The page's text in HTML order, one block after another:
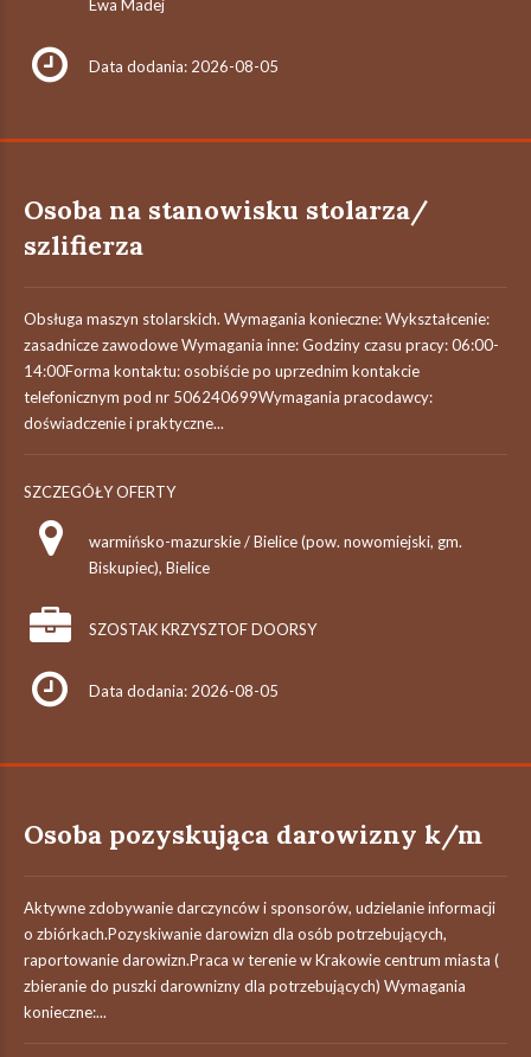
Ewa Madej
Data dodania: 2026-08-05
Osoba na stanowisku stolarza/
szlifierza
Obsługa maszyn stolarskich. Wymagania konieczne: Wykształcenie:
zasadnicze zawodowe Wymagania inne: Godziny czasu pracy: 06:00-
14:00Forma kontaktu: osobiście po uprzednim kontakcie
telefonicznym pod nr 506240699Wymagania pracodawcy:
doświadczenie i praktyczne...
SZCZEGÓŁY OFERTY
warmińsko-mazurskie / Bielice (pow. nowomiejski, gm.
Biskupiec), Bielice
SZOSTAK KRZYSZTOF DOORSY
Data dodania: 2026-08-05
Osoba pozyskująca darowizny k/m
Aktywne zdobywanie darczynców i sponsorów, udzielanie informacji
o zbiórkach.Pozyskiwanie darowizn dla osób potrzebujących,
raportowanie darowizn.Praca w terenie w Krakowie centrum miasta (
zbieranie do puszki darownizny dla potrzebujących) Wymagania
konieczne:...